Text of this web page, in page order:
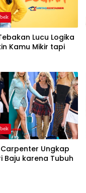
Lucu Logika
Kamu Mikir tapi
Ungkap
Baju karena Tubuh